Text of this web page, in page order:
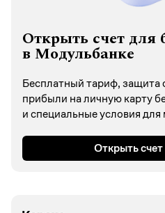
Открыть счет для
в Модульбанке
Бесплатный тариф, защита
прибыли на личную карту
и специальные условия
Открыть